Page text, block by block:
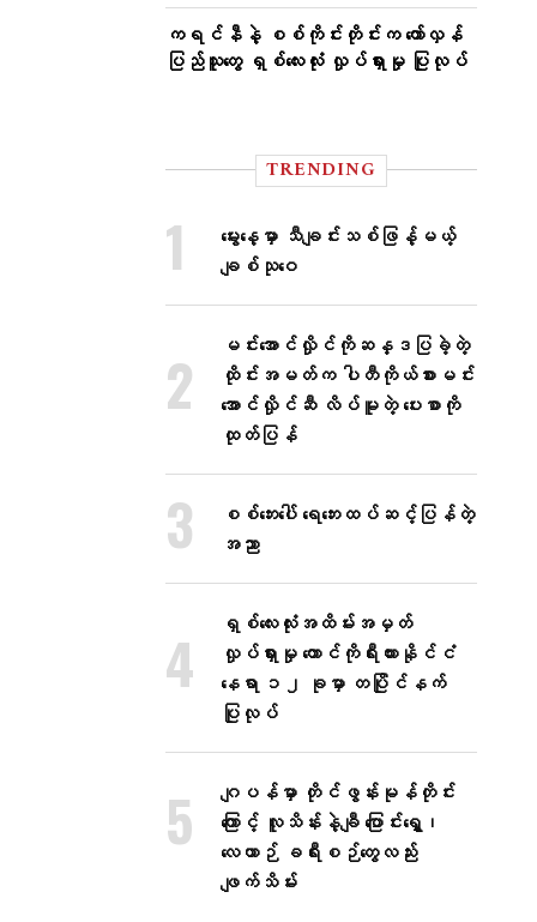
ကရင်နီနဲ့ စစ်ကိုင်းတိုင်းက တော်လှန်
ပြည်သူတွေ ရှစ်လေးလုံး လှုပ်ရှားမှု ပြုလုပ်
TRENDING
မွေးနေ့မှာ သီချင်းသစ်ဖြန့်မယ့်
ချစ်သုဝေ
မင်းအောင်လှိုင်ကိုဆန္ဒပြခဲ့တဲ့
ထိုင်းအမတ်က ပါတီကိုယ်စားမင်း
အောင်လှိုင်ဆီ လိပ်မူတဲ့ ပေးစာကို
ထုတ်ပြန်
စစ်ဘေးပေါ် ရေဘေးထပ်ဆင့်ပြန်တဲ့
အညာ
ရှစ်လေးလုံးအထိမ်းအမှတ်
လှုပ်ရှားမှု တောင်ကိုရီးယားနိုင်ငံ
နေရာ ၁၂ ခုမှာ တပြိုင်နက်
ပြုလုပ်
ဂျပန်မှာ တိုင်ဖွန်းမုန်တိုင်း
ကြောင့် လူသိန်းနဲ့ချီ ပြောင်းရွှေ့၊
လေယာဉ် ခရီးစဉ်တွေလည်း
ဖျက်သိမ်း